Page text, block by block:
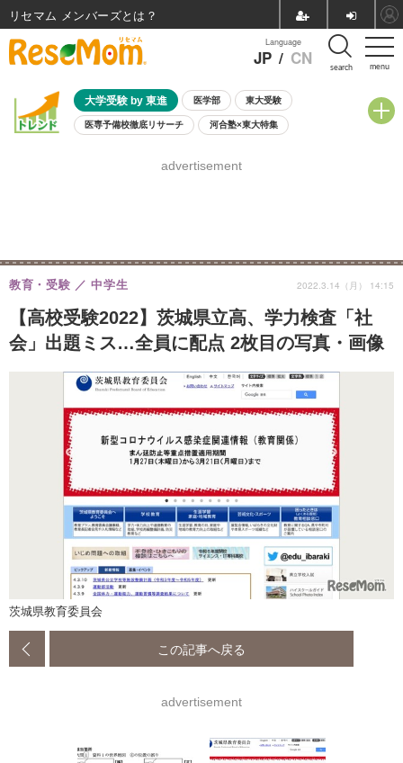
menu
Language
JP / CN search
大学受験 by 東進 医学部 東大受験
医専予備校徹底リサーチ 河合塾×東大特集
8月開催学校説明会・相談会
advertisement
【高校受験2022】茨城県立高、学力検査「社
会」出題ミス…全員に配点 2枚目の写真・画像
教育・受験 中学生 2022.3.14（月） 14:15
茨城県教育委員会
この記事へ戻る
advertisement
リセマム メンバーズ